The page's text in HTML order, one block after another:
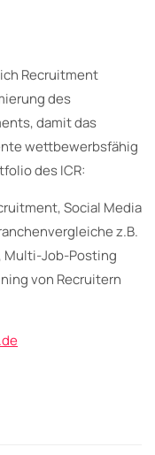
Recruitment
des
damit das
wettbewerbsfähig
des ICR:
Social Media
z.B.
Multi-Job-Posting
von Recruitern